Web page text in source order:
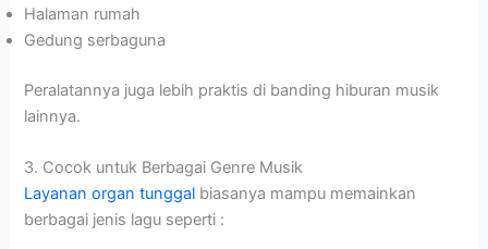
Halaman rumah
Gedung serbaguna
Peralatannya juga lebih praktis di banding hiburan musik
lainnya.
3. Cocok untuk Berbagai Genre Musik
Layanan organ tunggal biasanya mampu memainkan
berbagai jenis lagu seperti :